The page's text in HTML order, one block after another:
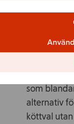
som
under året.
favoriter på
som
alternativ
köttval